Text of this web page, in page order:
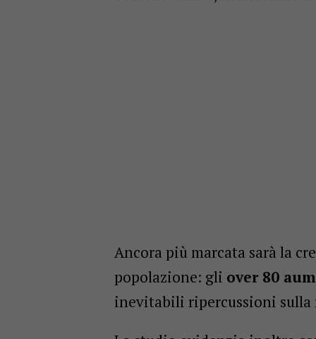
Ancora più marcata sarà la
popolazione: gli over 80
inevitabili ripercussioni sulla